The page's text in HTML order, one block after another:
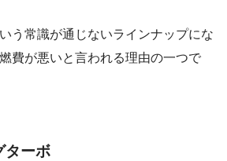
う常識が通じないラインナップにな
費が悪いと言われる理由の一つで
ターボ